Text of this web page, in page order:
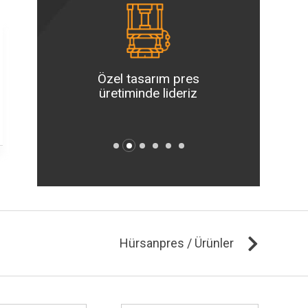
en
Özel tasarım pres
üretiminde lideriz
Hürsanpres / Ürünler